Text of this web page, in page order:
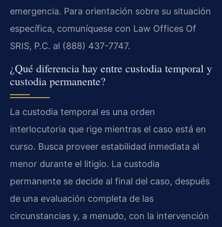
emergencia. Para orientación sobre su situación
específica, comuníquese con Law Offices Of
SRIS, P.C. al (888) 437-7747.
¿Qué diferencia hay entre custodia temporal y
custodia permanente?
La custodia temporal es una orden
interlocutoria que rige mientras el caso está en
curso. Busca proveer estabilidad inmediata al
menor durante el litigio. La custodia
permanente se decide al final del caso, después
de una evaluación completa de las
circunstancias y, a menudo, con la intervención